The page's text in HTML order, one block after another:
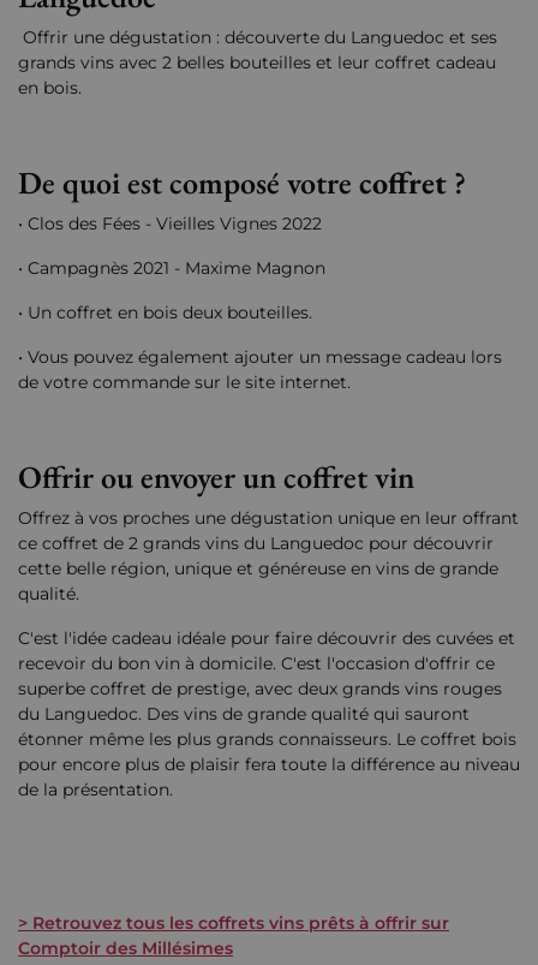
Offrir une dégustation : découverte du Languedoc et ses
grands vins avec 2 belles bouteilles et leur coffret cadeau
en bois.
De quoi est composé votre coffret ?
• Clos des Fées - Vieilles Vignes 2022
• Campagnès 2021 - Maxime Magnon
• Un coffret en bois deux bouteilles.
• Vous pouvez également ajouter un message cadeau lors
de votre commande sur le site internet.
Offrir ou envoyer un coffret vin
Offrez à vos proches une dégustation unique en leur offrant
ce coffret de 2 grands vins du Languedoc pour découvrir
cette belle région, unique et généreuse en vins de grande
qualité.
C'est l'idée cadeau idéale pour faire découvrir des cuvées et
recevoir du bon vin à domicile. C'est l'occasion d'offrir ce
superbe coffret de prestige, avec deux grands vins rouges
du Languedoc. Des vins de grande qualité qui sauront
étonner même les plus grands connaisseurs. Le coffret bois
pour encore plus de plaisir fera toute la différence au niveau
de la présentation.
> Retrouvez tous les coffrets vins prêts à offrir sur
Comptoir des Millésimes